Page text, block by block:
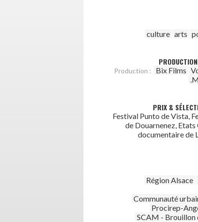
culture arts
Production : Bix Films
PRIX &
Festival Punto de Vista,
de Douarnenez,
documentaire de
Région Alsace
Communauté
Procirep-
SCAM - Brouillon